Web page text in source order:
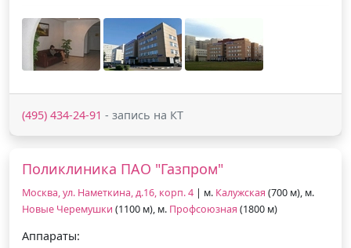
(495) 434-24-91 - запись на КТ
Поликлиника ПАО "Газпром"
Москва, ул. Наметкина, д.16, корп. 4 | м. Калужская (700 м), м.
Новые Черемушки (1100 м), м. Профсоюзная (1800 м)
Аппараты: